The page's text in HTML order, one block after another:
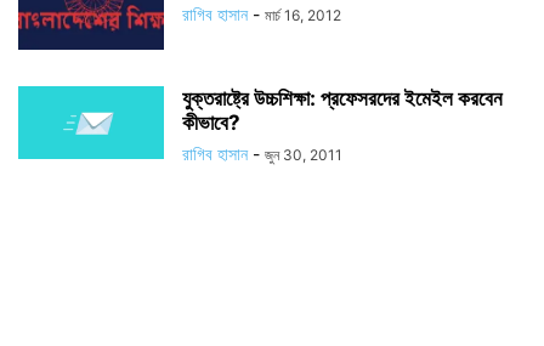
রাগিব হাসান - মার্চ 16, 2012
যুক্তরাষ্ট্রে উচ্চশিক্ষা: প্রফেসরদের ইমেইল করবেন
কীভাবে?
রাগিব হাসান - জুন 30, 2011